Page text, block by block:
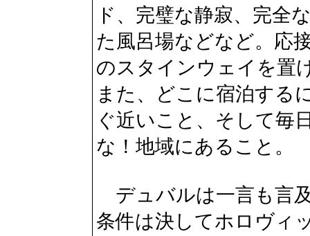
ド、完璧な静寂、完全
た風呂場などなど。応
のスタインウェイを置
また、どこに宿泊する
ぐ近いこと、そして毎
な！地域にあること。
デュバルは一言も言
条件は決してホロヴィ